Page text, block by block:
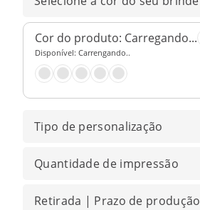
Cor do produto: Carregando...
Disponível: Carrengando..
Tipo de personalização
Quantidade de impressão
Retirada | Prazo de produção